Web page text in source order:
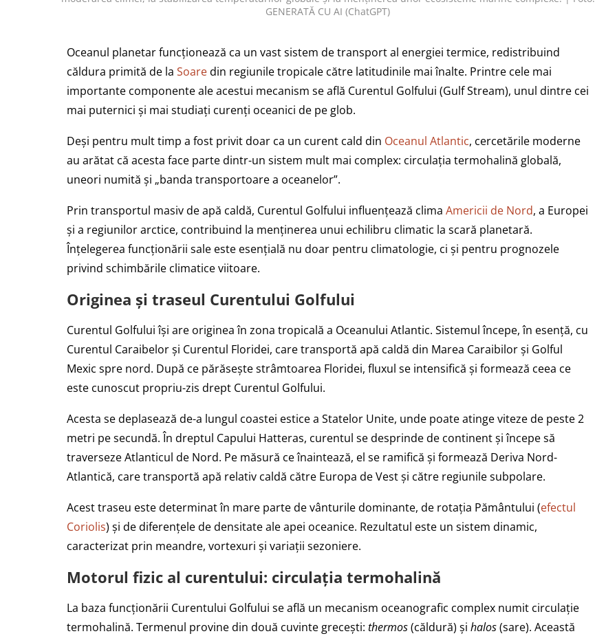
GENERATĂ CU AI (ChatGPT)
Oceanul planetar funcționează ca un vast sistem de transport al energiei termice, redistribuind
căldura primită de la Soaredin regiunile tropicale către latitudinile mai înalte. Printre cele mai
importante componente ale acestui mecanism se află Curentul Golfului (Gulf Stream), unul dintre cei
mai puternici și mai studiați curenți oceanici de pe glob.
Deși pentru mult timp a fost privit doar ca un curent cald din Oceanul Atlantic, cercetările moderne
au arătat că acesta face parte dintr-un sistem mult mai complex: circulația termohalină globală,
uneori numită și „banda transportoare a oceanelor”.
Prin transportul masiv de apă caldă, Curentul Golfului influențează clima Americii de Nord, a Europei
și a regiunilor arctice, contribuind la menținerea unui echilibru climatic la scară planetară.
Înțelegerea funcționării sale este esențială nu doar pentru climatologie, ci și pentru prognozele
privind schimbările climatice viitoare.
Originea și traseul Curentului Golfului
Curentul Golfului își are originea în zona tropicală a Oceanului Atlantic. Sistemul începe, în esență, cu
Curentul Caraibelor și Curentul Floridei, care transportă apă caldă din Marea Caraibilor și Golful
Mexic spre nord. După ce părăsește strâmtoarea Floridei, fluxul se intensifică și formează ceea ce
este cunoscut propriu-zis drept Curentul Golfului.
Acesta se deplasează de-a lungul coastei estice a Statelor Unite, unde poate atinge viteze de peste 2
metri pe secundă. În dreptul Capului Hatteras, curentul se desprinde de continent și începe să
traverseze Atlanticul de Nord. Pe măsură ce înaintează, el se ramifică și formează Deriva Nord-
Atlantică, care transportă apă relativ caldă către Europa de Vest și către regiunile subpolare.
Acest traseu este determinat în mare parte de vânturile dominante, de rotația Pământului (efectul
Coriolis) și de diferențele de densitate ale apei oceanice. Rezultatul este un sistem dinamic,
caracterizat prin meandre, vortexuri și variații sezoniere.
Motorul fizic al curentului: circulația termohalină
La baza funcționării Curentului Golfului se află un mecanism oceanografic complex numit circulație
termohalină. Termenul provine din două cuvinte grecești: thermos(căldură) și halos(sare). Această